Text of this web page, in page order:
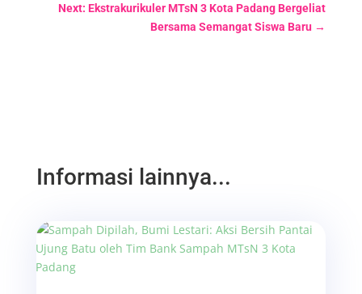
Next: Ekstrakurikuler MTsN 3 Kota Padang Bergeliat
Bersama Semangat Siswa Baru →
Informasi lainnya...